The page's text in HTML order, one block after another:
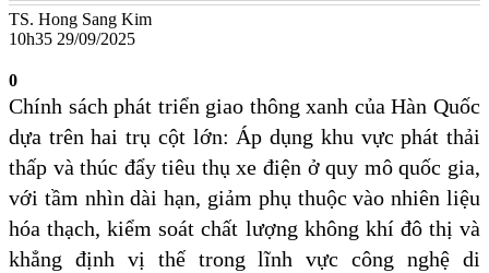
TS. Hong Sang Kim
10h35 29/09/2025
0
Chính sách phát triển giao thông xanh của Hàn Quốc
dựa trên hai trụ cột lớn: Áp dụng khu vực phát thải
thấp và thúc đẩy tiêu thụ xe điện ở quy mô quốc gia,
với tầm nhìn dài hạn, giảm phụ thuộc vào nhiên liệu
hóa thạch, kiểm soát chất lượng không khí đô thị và
khẳng định vị thế trong lĩnh vực công nghệ di